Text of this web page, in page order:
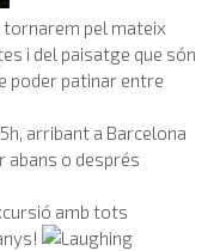
tornarem pel mateix
i del paisatge que són
poder patinar entre
arribant a Barcelona
abans o després
amb tots